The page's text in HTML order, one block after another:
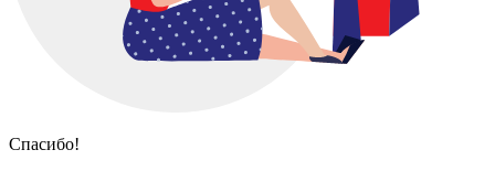
Спасибо!